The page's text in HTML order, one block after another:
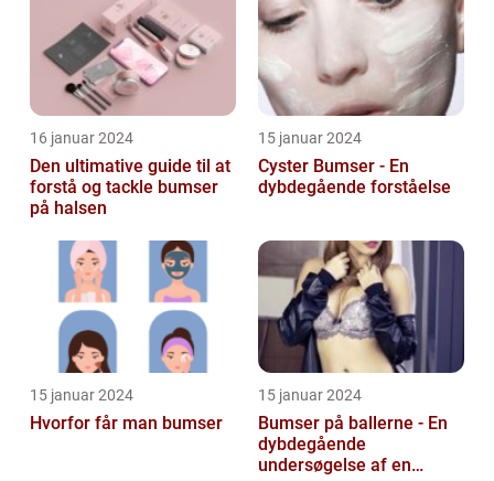
16 januar 2024
Den ultimative guide til at
forstå og tackle bumser
på halsen
15 januar 2024
Cyster Bumser - En
dybdegående forståelse
15 januar 2024
Hvorfor får man bumser
15 januar 2024
Bumser på ballerne - En
dybdegående
undersøgelse af en